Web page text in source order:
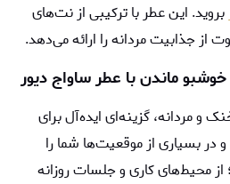
بروید. این عطر با ترکیبی از نت‌های
از جذابیت مردانه را ارائه می‌دهد.
ماندن با عطر ساواج دیور
و مردانه، گزینه‌ای ایده‌آل برای
در بسیاری از موقعیت‌ها شما را
محیط‌های کاری و جلسات روزانه